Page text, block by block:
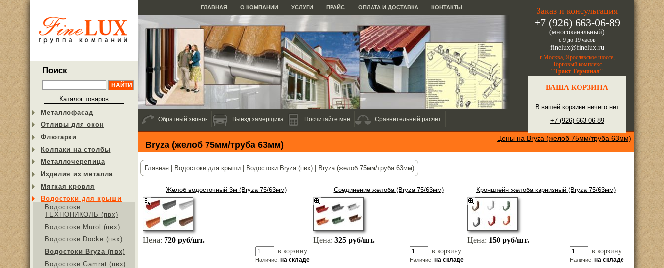
Поиск
Каталог товаров
Металлофасад
Отливы для окон
Флюгарки
Колпаки на столбы
Металлочерепица
Изделия из металла
Мягкая кровля
Водостоки для крыши
Водостоки
ТЕХНОНИКОЛЬ (пвх)
Водостоки Murol (пвх)
Водостоки Docke (пвх)
Водостоки Bryza (пвх)
Водостоки Gamrat (пвх)
Заказ и консультация
+7 (926) 663-06-89
(многоканальный)
с 9 до 19 часов
finelux@finelux.ru
г.Москва, Ярославское шоссе,
Торговый комплекс
"Тракт Терминал"
ВАША КОРЗИНА
В вашей корзине ничего нет
+7 (926) 663-06-89
ГЛАВНАЯ О КОМПАНИИ УСЛУГИ ПРАЙС ОПЛАТА И ДОСТАВКА КОНТАКТЫ
Цены на Bryza (желоб 75мм/труба 63мм)
Bryza (желоб 75мм/труба 63мм)
Главная Водостоки для крыши Водостоки Bryza (пвх) Bryza (желоб 75мм/труба 63мм)
Желоб водосточный 3м (Bryza 75/63мм)
Цена: 720 руб/шт.
в корзину
Наличие: на складе
Соединение желоба (Bryza 75/63мм)
Цена: 325 руб/шт.
в корзину
Наличие: на складе
Кронштейн желоба карнизный (Bryza 75/63мм)
Цена: 150 руб/шт.
в корзину
Наличие: на складе
Обратный звонок Выезд замерщика Посчитайте мне Сравнительный расчет